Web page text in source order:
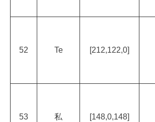
52 Te [212,122,0]
53 私 [148,0,148]